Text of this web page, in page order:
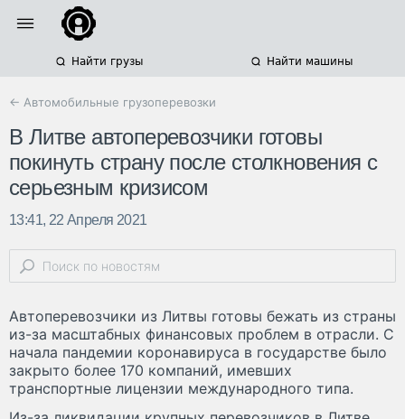
Найти грузы Найти машины
← Автомобильные грузоперевозки
В Литве автоперевозчики готовы
покинуть страну после столкновения с
серьезным кризисом
13:41, 22 Апреля 2021
Автоперевозчики из Литвы готовы бежать из страны
из-за масштабных финансовых проблем в отрасли. С
начала пандемии коронавируса в государстве было
закрыто более 170 компаний, имевших
транспортные лицензии международного типа.